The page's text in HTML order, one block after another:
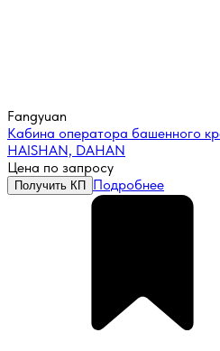
Fangyuan
Кабина оператора башенного
HAISHAN, DAHAN
Цена по запросу
Получить КП Подробнее